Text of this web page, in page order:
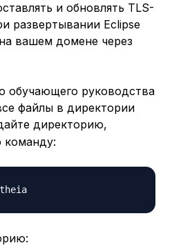
и обновлять TLS-
развертывании Eclipse
вашем домене через
обучающего руководства
файлы в директории
директорию,
команду: